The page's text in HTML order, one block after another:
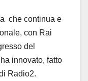
che continua e
con Rai
del
innovato, fatto
Radio2.